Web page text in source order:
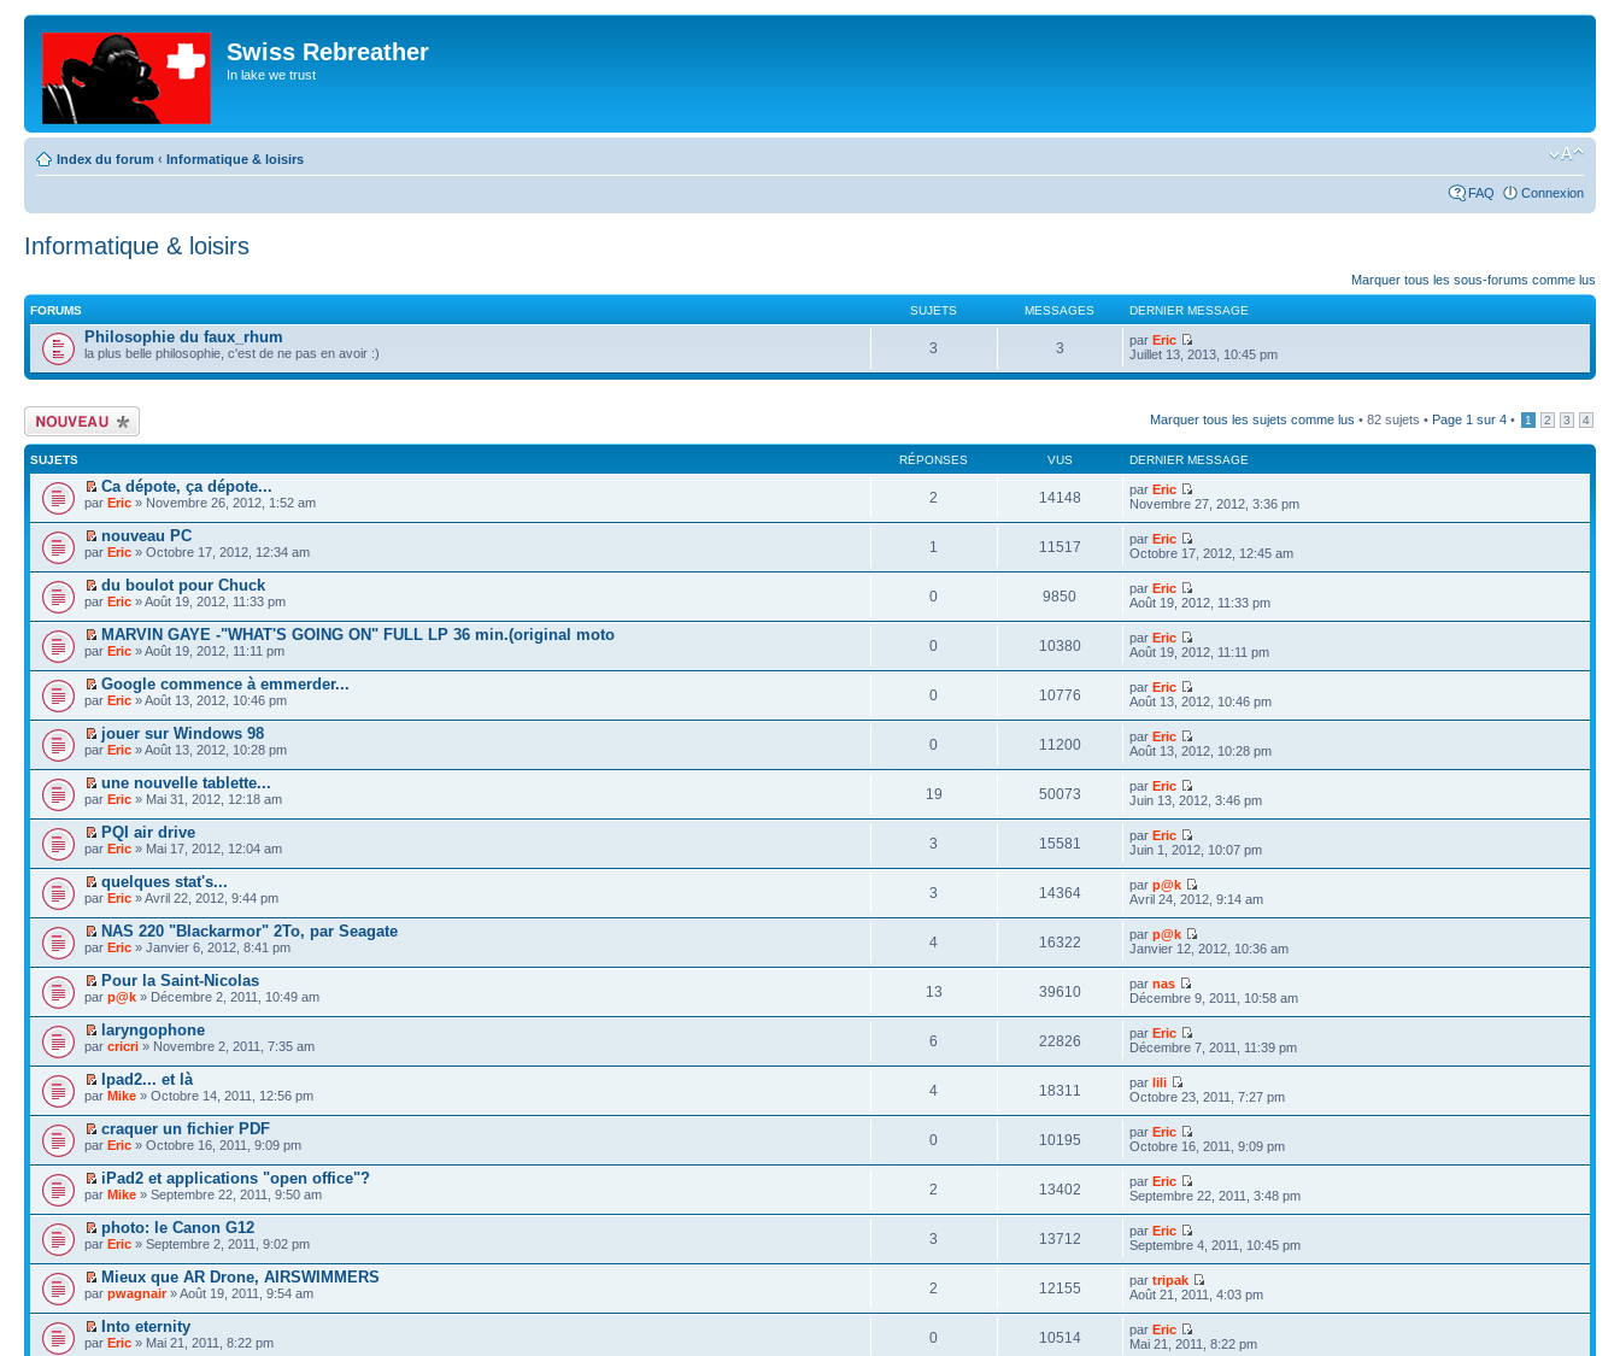
Swiss Rebreather
In lake we trust
Index du forum ‹ Informatique & loisirs
FAQ Connexion
Informatique & loisirs
Marquer tous les sous-forums comme lus
FORUMS SUJETS MESSAGES DERNIER MESSAGE
Philosophie du faux_rhum
la plus belle philosophie, c'est de ne pas en avoir :) 3 3 parEric
Juillet 13, 2013, 10:45 pm
Écrire un nouveau
sujet
Marquer tous les sujets comme lus • 82 sujets • Page 1 sur 4 • 1 2 3 4
SUJETS RÉPONSES VUS DERNIER MESSAGE
Ca dépote, ça dépote...
par Eric » Novembre 26, 2012, 1:52 am 2 14148 parEric
Novembre 27, 2012, 3:36 pm
nouveau PC
par Eric » Octobre 17, 2012, 12:34 am 1 11517 parEric
Octobre 17, 2012, 12:45 am
du boulot pour Chuck
par Eric » Août 19, 2012, 11:33 pm 0 9850 parEric
Août 19, 2012, 11:33 pm
MARVIN GAYE -"WHAT'S GOING ON" FULL LP 36 min.(original moto
par Eric » Août 19, 2012, 11:11 pm 0 10380 parEric
Août 19, 2012, 11:11 pm
Google commence à emmerder...
par Eric » Août 13, 2012, 10:46 pm 0 10776 parEric
Août 13, 2012, 10:46 pm
jouer sur Windows 98
par Eric » Août 13, 2012, 10:28 pm 0 11200 parEric
Août 13, 2012, 10:28 pm
une nouvelle tablette...
par Eric » Mai 31, 2012, 12:18 am 19 50073 parEric
Juin 13, 2012, 3:46 pm
PQI air drive
par Eric » Mai 17, 2012, 12:04 am 3 15581 parEric
Juin 1, 2012, 10:07 pm
quelques stat's...
par Eric » Avril 22, 2012, 9:44 pm 3 14364 parp@k
Avril 24, 2012, 9:14 am
NAS 220 "Blackarmor" 2To, par Seagate
par Eric » Janvier 6, 2012, 8:41 pm 4 16322 parp@k
Janvier 12, 2012, 10:36 am
Pour la Saint-Nicolas
par p@k » Décembre 2, 2011, 10:49 am 13 39610 parnas
Décembre 9, 2011, 10:58 am
laryngophone
par cricri » Novembre 2, 2011, 7:35 am 6 22826 parEric
Décembre 7, 2011, 11:39 pm
Ipad2... et là
par Mike » Octobre 14, 2011, 12:56 pm 4 18311 parlili
Octobre 23, 2011, 7:27 pm
craquer un fichier PDF
par Eric » Octobre 16, 2011, 9:09 pm 0 10195 parEric
Octobre 16, 2011, 9:09 pm
iPad2 et applications "open office"?
par Mike » Septembre 22, 2011, 9:50 am 2 13402 parEric
Septembre 22, 2011, 3:48 pm
photo: le Canon G12
par Eric » Septembre 2, 2011, 9:02 pm 3 13712 parEric
Septembre 4, 2011, 10:45 pm
Mieux que AR Drone, AIRSWIMMERS
par pwagnair» Août 19, 2011, 9:54 am 2 12155 partripak
Août 21, 2011, 4:03 pm
Into eternity
par Eric » Mai 21, 2011, 8:22 pm 0 10514 parEric
Mai 21, 2011, 8:22 pm